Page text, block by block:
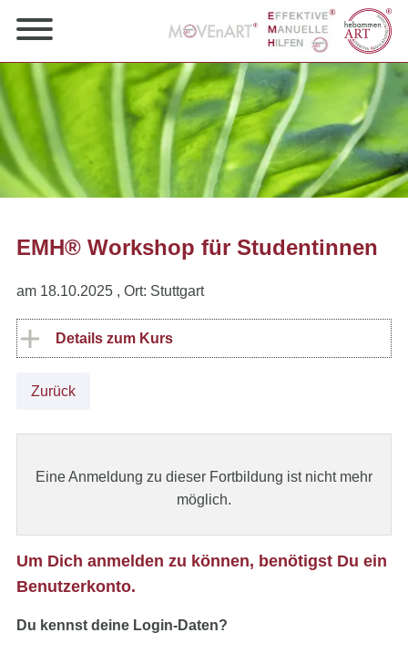
EMH® Workshop für Studentinnen
am 18.10.2025 , Ort: Stuttgart
Details zum Kurs
Zurück
Eine Anmeldung zu dieser Fortbildung ist nicht mehr
möglich.
Um Dich anmelden zu können, benötigst Du ein
Benutzerkonto.
Du kennst deine Login-Daten?